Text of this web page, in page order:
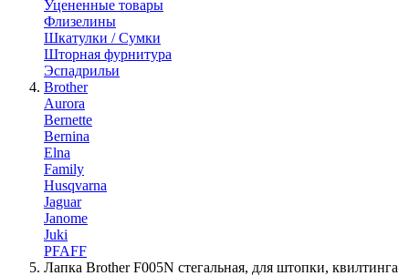
Уцененные товары
Флизелины
Шкатулки / Сумки
Шторная фурнитура
Эспадрильи
Brother
Aurora
Bernette
Bernina
Elna
Family
Husqvarna
Jaguar
Janome
Juki
PFAFF
Лапка Brother F005N стегальная, для штопки, квилтинга